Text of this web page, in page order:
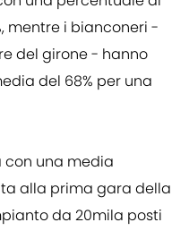
mentre i bianconeri -
del girone - hanno
del 68% per una
con una media
alla prima gara della
da 20mila posti